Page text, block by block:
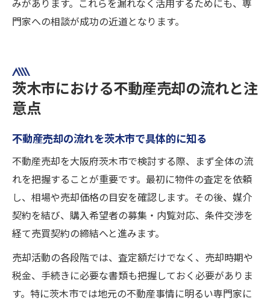
みがあります。これらを漏れなく活用するためにも、専
門家への相談が成功の近道となります。
茨木市における不動産売却の流れと注
意点
不動産売却の流れを茨木市で具体的に知る
不動産売却を大阪府茨木市で検討する際、まず全体の流
れを把握することが重要です。最初に物件の査定を依頼
し、相場や売却価格の目安を確認します。その後、媒介
契約を結び、購入希望者の募集・内覧対応、条件交渉を
経て売買契約の締結へと進みます。
売却活動の各段階では、査定額だけでなく、売却時期や
税金、手続きに必要な書類も把握しておく必要がありま
す。特に茨木市では地元の不動産事情に明るい専門家に